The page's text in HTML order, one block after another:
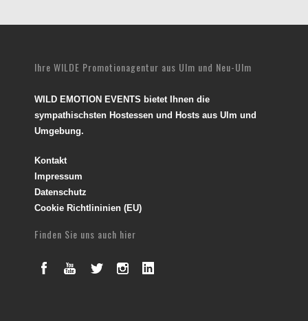
Ihre WILDE Promotionagentur aus Ulm und Neu-Ulm
WILD EMOTION EVENTS bietet Ihnen die
sympathischsten Hostessen und Hosts aus Ulm und
Umgebung.
Kontakt
Impressum
Datenschutz
Cookie Richtlininien (EU)
Finden Sie uns auch hier